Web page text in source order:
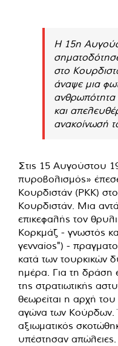
Η 15η
στο
άναψε μια
ανθρωπότητα
και
ανακοίνωσή
Στις 15 Αυγούστου
πυροβολισμός»
Κουρδιστάν (PKK)
Κουρδιστάν. Μια
επικεφαλής τον
Κορκμάζ - γνωστός
γενναίος") -
κατά των τουρκικών
ημέρα. Για τη δράση
της στρατιωτικής
θεωρείται η αρχή
αγώνα των Κούρδων.
αξιωματικός
υπέστησαν απώλειες.